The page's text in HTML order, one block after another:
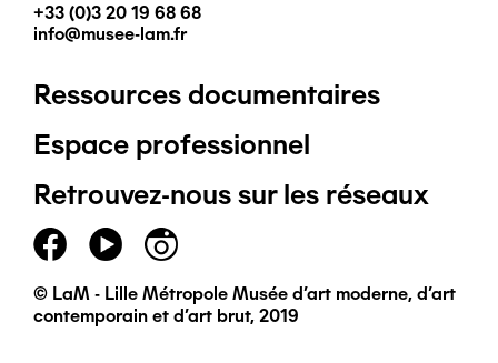
+33 (0)3 20 19 68 68
info@musee-lam.fr
Pied
de
page
principal
Ressources documentaires
Espace professionnel
Retrouvez-nous sur les réseaux
© LaM - Lille Métropole Musée d'art moderne, d'art
contemporain et d'art brut, 2019